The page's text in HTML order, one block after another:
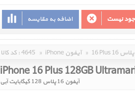
اضافه به مقایسه نیست
کد کالا : 4645 » iPhone آیفون » 16 Plus 16 پلاس
iPhone 16 Plus 128GB
آیفون 16 پلاس 128 گیگابایت آبی